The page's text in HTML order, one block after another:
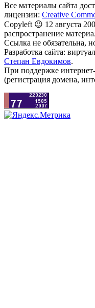
Все материалы сайта
лицензии: Creative
Copyleft 😉 12 августа
распространение
Ссылка не обязательна,
Разработка сайта:
Степан Евдокимов.
При поддержке
(регистрация домена,